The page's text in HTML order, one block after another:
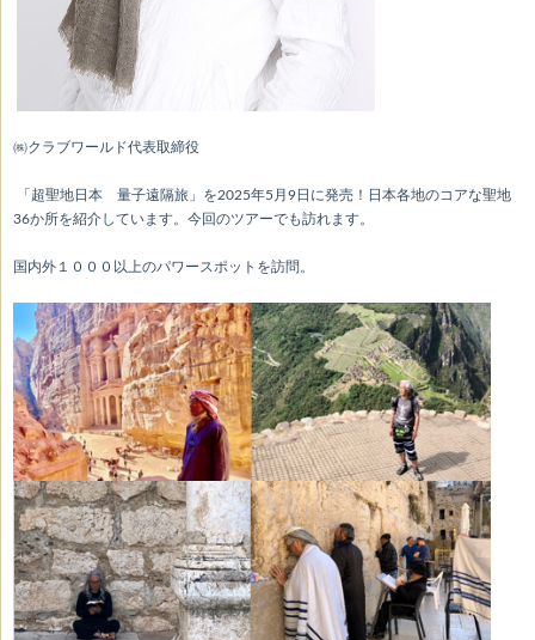
㈱クラブワールド代表取締役
「超聖地日本 量子遠隔旅」を2025年5月9日に発売！日本各地のコアな聖地
36か所を紹介しています。今回のツアーでも訪れます。
国内外１０００以上のパワースポットを訪問。